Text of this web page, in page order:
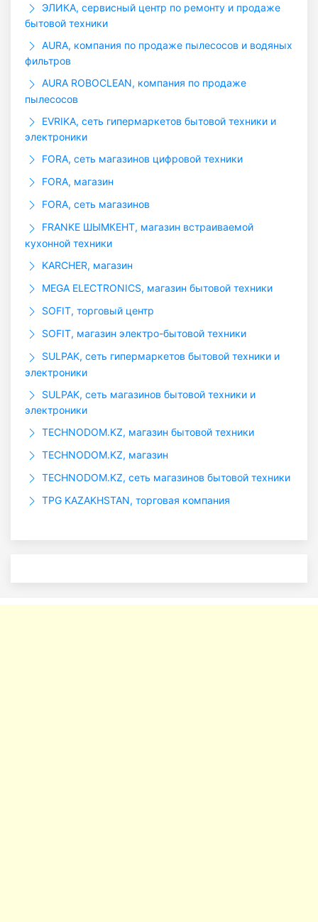
ЭЛИКА, сервисный центр по ремонту и продаже
бытовой техники
AURA, компания по продаже пылесосов и водяных
фильтров
AURA ROBOCLEAN, компания по продаже
пылесосов
EVRIKA, сеть гипермаркетов бытовой техники и
электроники
FORA, сеть магазинов цифровой техники
FORA, магазин
FORA, сеть магазинов
FRANKE ШЫМКЕНТ, магазин встраиваемой
кухонной техники
KARCHER, магазин
MEGA ELECTRONICS, магазин бытовой техники
SOFIT, торговый центр
SOFIT, магазин электро-бытовой техники
SULPAK, сеть гипермаркетов бытовой техники и
электроники
SULPAK, сеть магазинов бытовой техники и
электроники
TECHNODOM.KZ, магазин бытовой техники
TECHNODOM.KZ, магазин
TECHNODOM.KZ, сеть магазинов бытовой техники
TPG KAZAKHSTAN, торговая компания